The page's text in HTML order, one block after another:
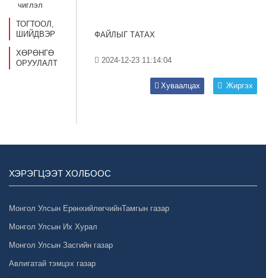
чиглэл
ТОГТООЛ,
ШИЙДВЭР
ХӨРӨНГӨ
ОРУУЛАЛТ
ФАЙЛЫГ ТАТАХ
2024-12-23 11:14:04
Жиргэх
Хуваалцах
ХЭРЭГЦЭЭТ ХОЛБООС
Монгол Улсын ЕрөнхийлөгчийнТамгын газар
Монгол Улсын Их Хурал
Монгол Улсын Засгийн газар
Авлигатай тэмцэх газар